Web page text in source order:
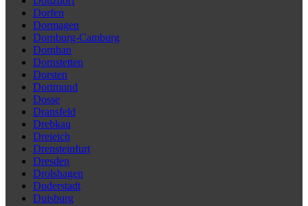
Dorfen
Dormagen
Dornburg-Camburg
Dornhan
Dornstetten
Dorsten
Dortmund
Dosse
Dransfeld
Drebkau
Dreieich
Drensteinfurt
Dresden
Drolshagen
Duderstadt
Duisburg